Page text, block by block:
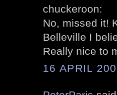
chuckeroon:
No, missed it!
Belleville I
Really nice to
16 APRIL